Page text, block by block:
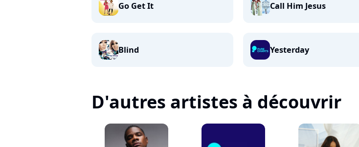
Go Get It Call Him Jesus
Blind Yesterday
D'autres artistes à découvrir